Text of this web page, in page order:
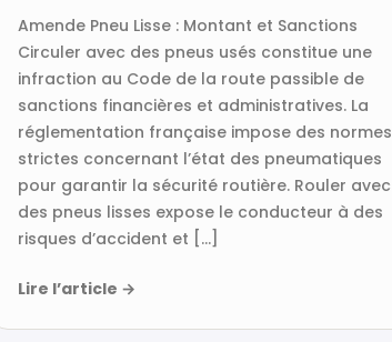
Amende Pneu Lisse : Montant et Sanctions
Circuler avec des pneus usés constitue une
infraction au Code de la route passible de
sanctions financières et administratives. La
réglementation française impose des normes
strictes concernant l’état des pneumatiques
pour garantir la sécurité routière. Rouler avec
des pneus lisses expose le conducteur à des
risques d’accident et […]
Lire l’article →